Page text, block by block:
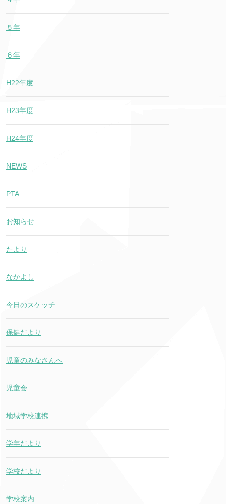
５年
６年
H22年度
H23年度
H24年度
NEWS
PTA
お知らせ
たより
なかよし
今日のスケッチ
保健だより
児童のみなさんへ
児童会
地域学校連携
学年だより
学校だより
学校案内